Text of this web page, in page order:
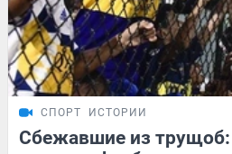
СПОРТ ИСТОРИИ
Сбежавшие из